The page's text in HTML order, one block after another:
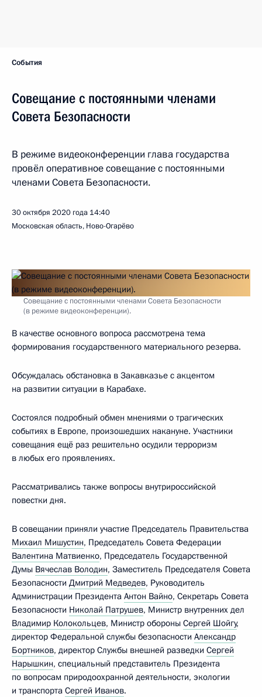
События
Совещание с постоянными членами
Совета Безопасности
В режиме видеоконференции глава государства
провёл оперативное совещание с постоянными
членами Совета Безопасности.
30 октября 2020 года 14:40
Московская область, Ново-Огарёво
Совещание с постоянными членами Совета Безопасности
(в режиме видеоконференции).
В качестве основного вопроса рассмотрена тема
формирования государственного материального резерва.
Обсуждалась обстановка в Закавказье с акцентом
на развитии ситуации в Карабахе.
Состоялся подробный обмен мнениями о трагических
событиях в Европе, произошедших накануне. Участники
совещания ещё раз решительно осудили терроризм
в любых его проявлениях.
Рассматривались также вопросы внутрироссийской
повестки дня.
В совещании приняли участие Председатель Правительства
Михаил Мишустин, Председатель Совета Федерации
Валентина Матвиенко, Председатель Государственной
Думы Вячеслав Володин, Заместитель Председателя Совета
Безопасности Дмитрий Медведев, Руководитель
Администрации Президента Антон Вайно, Секретарь Совета
Безопасности Николай Патрушев, Министр внутренних дел
Владимир Колокольцев, Министр обороны Сергей Шойгу,
директор Федеральной службы безопасности Александр
Бортников, директор Службы внешней разведки Сергей
Нарышкин, специальный представитель Президента
по вопросам природоохранной деятельности, экологии
и транспорта Сергей Иванов.